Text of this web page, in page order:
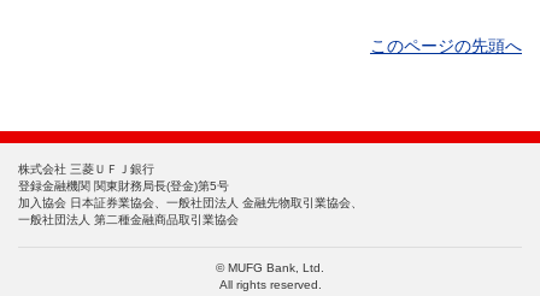
このページの先頭へ
株式会社 三菱ＵＦＪ銀行
登録金融機関 関東財務局長(登金)第5号
加入協会 日本証券業協会、一般社団法人 金融先物取引業協会、
一般社団法人 第二種金融商品取引業協会
© MUFG Bank, Ltd.
All rights reserved.